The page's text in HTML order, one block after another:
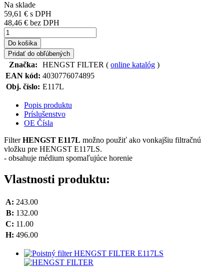
Na sklade
59,61 € s DPH
48,46 € bez DPH
Do košika
Pridať do obľúbených
Značka: HENGST FILTER ( online katalóg )
EAN kód: 4030776074895
Obj. číslo: E117L
Popis produktu
Príslušenstvo
OE Čísla
FilterHENGST E117L možno použiť ako vonkajšiu filtračnú
vložku pre HENGST E117LS.
- obsahuje médium spomaľujúce horenie
Vlastnosti produktu:
A: 243.00
B: 132.00
C: 11.00
H: 496.00